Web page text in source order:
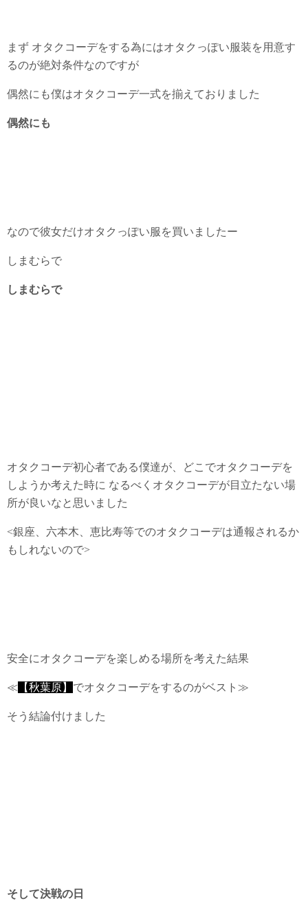
まず オタクコーデをする為にはオタクっぽい服装を用意す
るのが絶対条件なのですが
偶然にも僕はオタクコーデ一式を揃えておりました
偶然にも
なので彼女だけオタクっぽい服を買いましたー
しまむらで
しまむらで
オタクコーデ初心者である僕達が、どこでオタクコーデを
しようか考えた時に なるべくオタクコーデが目立たない場
所が良いなと思いました
<銀座、六本木、恵比寿等でのオタクコーデは通報されるか
もしれないので>
安全にオタクコーデを楽しめる場所を考えた結果
≪ 【秋葉原】 でオタクコーデをするのがベスト≫
そう結論付けました
そして決戦の日